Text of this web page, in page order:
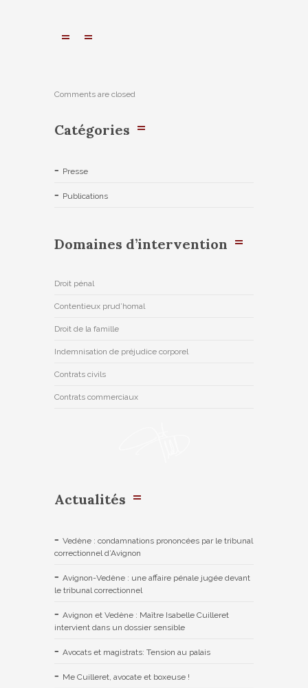
Comments are closed
Catégories
Presse
Publications
Domaines d’intervention
Droit pénal
Contentieux prud’homal
Droit de la famille
Indemnisation de préjudice corporel
Contrats civils
Contrats commerciaux
Actualités
Vedène : condamnations prononcées par le tribunal
correctionnel d’Avignon
Avignon-Vedène : une affaire pénale jugée devant
le tribunal correctionnel
Avignon et Vedène : Maître Isabelle Cuilleret
intervient dans un dossier sensible
Avocats et magistrats: Tension au palais
Me Cuilleret, avocate et boxeuse !